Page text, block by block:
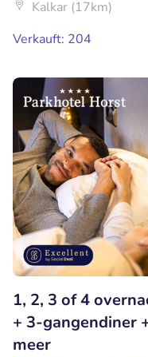
Kalkar (17km)
Verkauft: 204
1, 2, 3 of 4
+ 3-gangendiner
meer